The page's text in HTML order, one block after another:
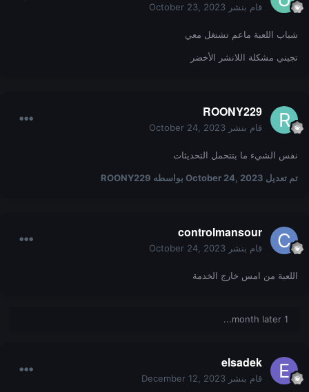
قام بنشر October 23, 2023
شباب اللعبة ماعم تشتغل معي
تجيني مشكلة اللانشر الأخضر
ROONY229
قام بنشر October 24, 2023
نفس الشيء ما بتتحمل التحديثات
تم تعديل October 24, 2023بواسطه ROONY229
controlmansour
قام بنشر October 24, 2023
اللعبة من امس خارج الخدمة
1 month later...
elsadek
قام بنشر December 12, 2023